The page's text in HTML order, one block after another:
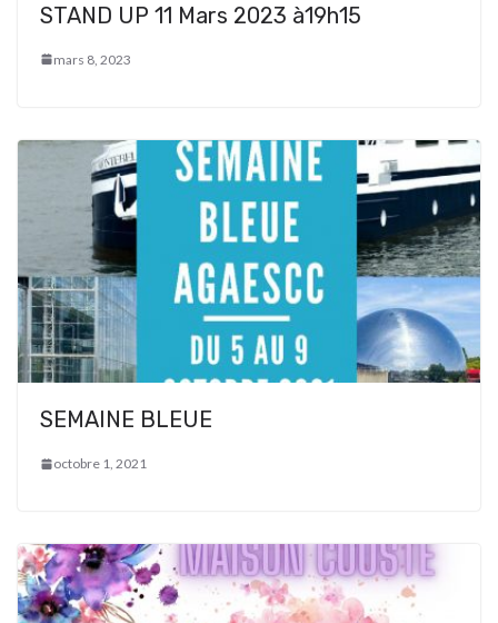
STAND UP 11 Mars 2023 à19h15
mars 8, 2023
SEMAINE BLEUE
octobre 1, 2021